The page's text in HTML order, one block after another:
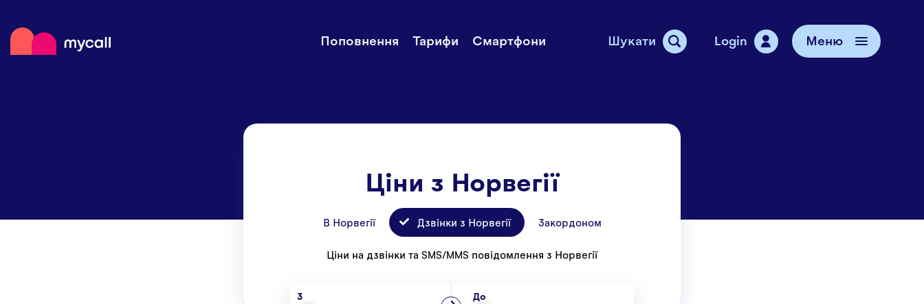
Mycall Поповнення Тарифи Смартфони Шукати Login Меню
Поповнити рахунок
Додатковий
Ціни
Звʼяжіться з нами
Ціни з Норвегії
В Норвегії Дзвінки з Норвегії Закордоном
Ціни на дзвінки та SMS/MMS повідомлення з Норвегії
З До